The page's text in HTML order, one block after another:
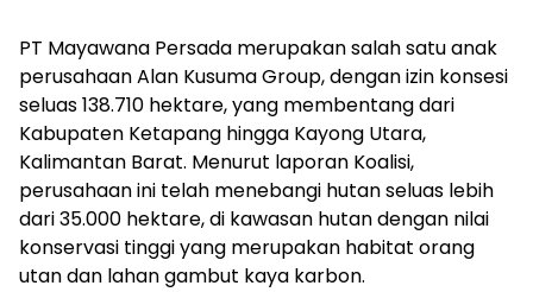
PT Mayawana Persada merupakan salah satu anak
perusahaan Alan Kusuma Group, dengan izin konsesi
seluas 138.710 hektare, yang membentang dari
Kabupaten Ketapang hingga Kayong Utara,
Kalimantan Barat. Menurut laporan Koalisi,
perusahaan ini telah menebangi hutan seluas lebih
dari 35.000 hektare, di kawasan hutan dengan nilai
konservasi tinggi yang merupakan habitat orang
utan dan lahan gambut kaya karbon.